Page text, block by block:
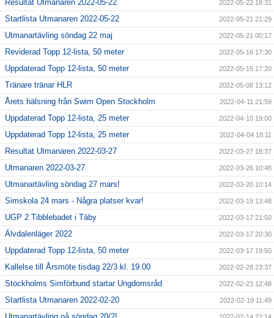
Resultat Utmanaren 2022-05-22 2022-05-22 18:31
Startlista Utmanaren 2022-05-22 2022-05-21 21:29
Utmanartävling söndag 22 maj 2022-05-21 00:17
Reviderad Topp 12-lista, 50 meter 2022-05-16 17:30
Uppdaterad Topp 12-lista, 50 meter 2022-05-15 17:20
Tränare tränar HLR 2022-05-08 13:12
Årets hälsning från Swim Open Stockholm 2022-04-11 21:59
Uppdaterad Topp 12-lista, 25 meter 2022-04-10 19:00
Uppdaterad Topp 12-lista, 25 meter 2022-04-04 18:11
Resultat Utmanaren 2022-03-27 2022-03-27 18:37
Utmanaren 2022-03-27 2022-03-26 10:48
Utmanartävling söndag 27 mars! 2022-03-20 10:14
Simskola 24 mars - Några platser kvar! 2022-03-19 13:48
UGP 2 Tibblebadet i Täby 2022-03-17 21:50
Älvdalenläger 2022 2022-03-17 20:30
Uppdaterad Topp 12-lista, 50 meter 2022-03-17 19:50
Kallelse till Årsmöte tisdag 22/3 kl. 19.00 2022-02-28 23:37
Stockholms Simförbund startar Ungdomsråd 2022-02-23 12:48
Startlista Utmanaren 2022-02-20 2022-02-19 11:49